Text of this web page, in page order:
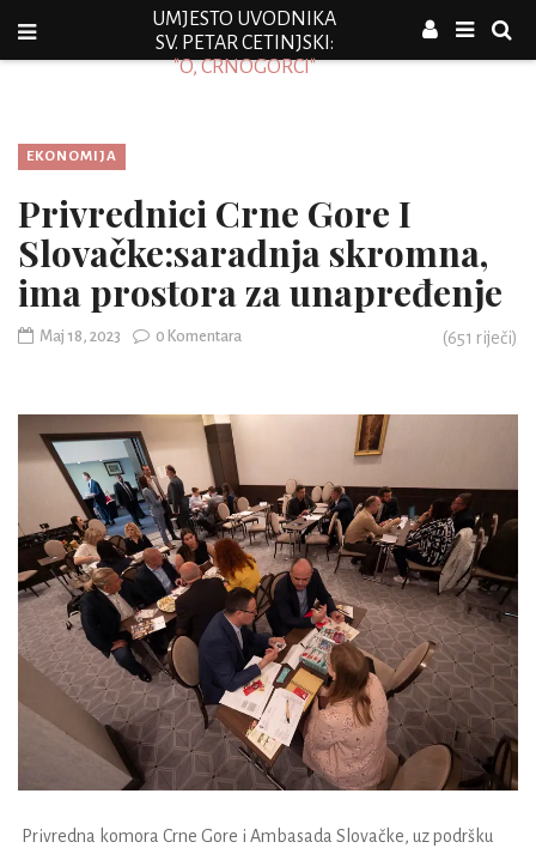
UMJESTO UVODNIKA
SV. PETAR CETINJSKI:
"O, CRNOGORCI"
EKONOMIJA
Privrednici Crne Gore I
Slovačke:saradnja skromna,
ima prostora za unapređenje
Maj 18, 2023 0 Komentara (651 riječi)
Privredna komora Crne Gore i Ambasada Slovačke, uz podršku